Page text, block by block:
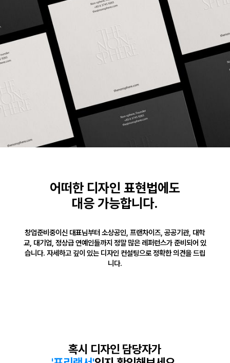
어떠한 디자인 표현법에도
대응 가능합니다.
창업준비중이신 대표님부터 소상공인, 프랜차이즈, 공공기관, 대학
교, 대기업, 정상급 연예인들까지 정말 많은 레퍼런스가 준비되어 있
습니다. 자세하고 깊이 있는 디자인 컨설팅으로 정확한 의견을 드립
니다.
혹시 디자인 담당자가